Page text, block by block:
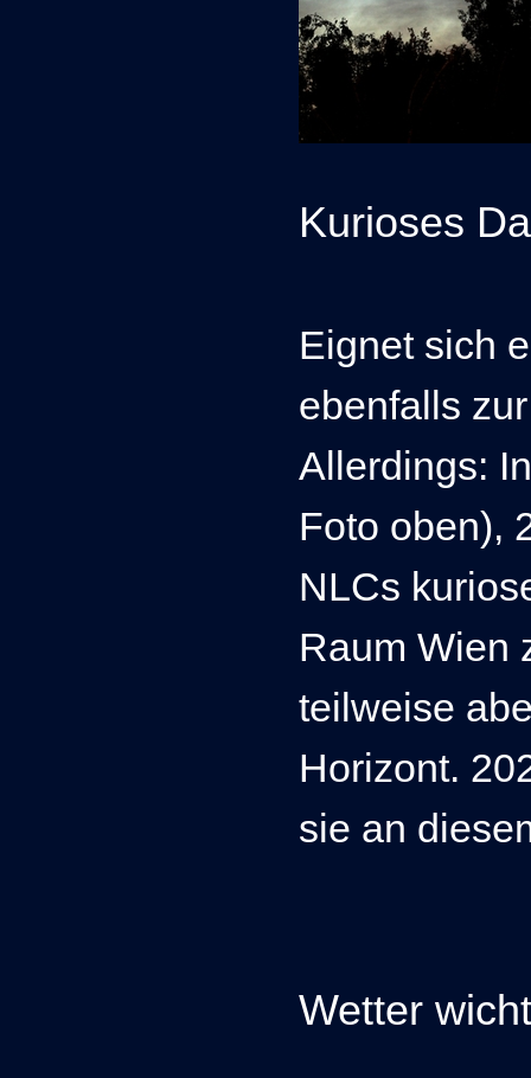
Kurioses
Eignet sich
ebenfalls
Allerdings:
Foto oben),
NLCs
Raum Wien
teilweise
Horizont.
sie an
Wetter